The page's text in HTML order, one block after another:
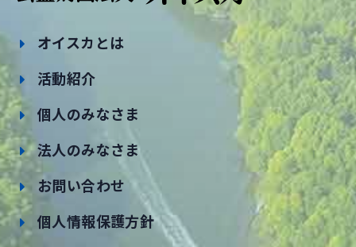
オイスカとは
活動紹介
個人のみなさま
法人のみなさま
お問い合わせ
個人情報保護方針